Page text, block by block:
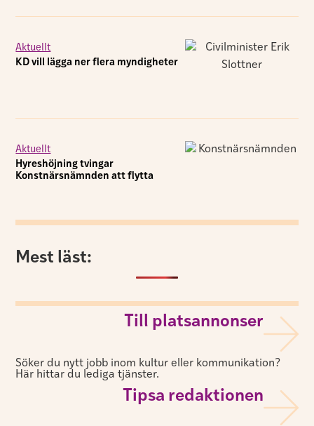
Aktuellt
KD vill lägga ner flera myndigheter
Aktuellt
Hyreshöjning tvingar
Konstnärsnämnden att flytta
Mest läst:
Till platsannonser
Söker du nytt jobb inom kultur eller kommunikation?
Här hittar du lediga tjänster.
Tipsa redaktionen